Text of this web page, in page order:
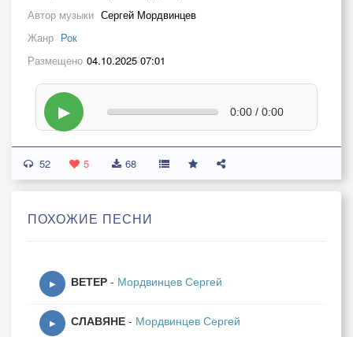
Автор музыки Сергей Мордвинцев
Жанр Рок
Размещено 04.10.2025 07:01
▶ 0:00 / 0:00
52 5 68
ПОХОЖИЕ ПЕСНИ
▶ ВЕТЕР - Мордвинцев Сергей
▶ СЛАВЯНЕ - Мордвинцев Сергей